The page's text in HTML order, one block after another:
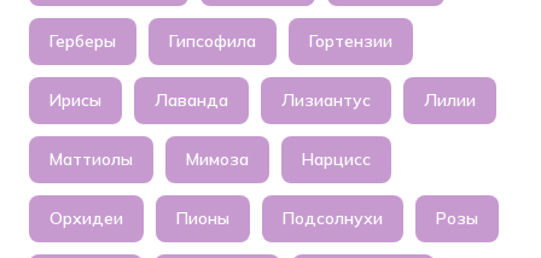
Герберы Гипсофила Гортензии
Ирисы Лаванда Лизиантус Лилии
Маттиолы Мимоза Нарцисс
Орхидеи Пионы Подсолнухи Розы